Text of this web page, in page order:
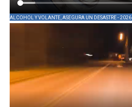
ALCOHOL Y VOLANTE, ASEGURA UN DESASTRE - 2026